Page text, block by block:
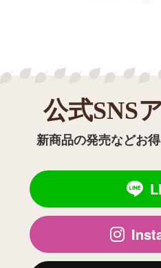
公式SNS
新商品の発売などお